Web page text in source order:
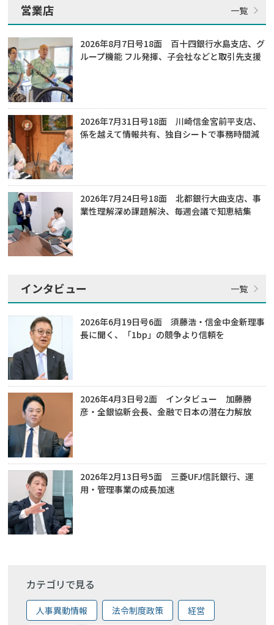
営業店
2026年8月7日号18面 百十四銀行水島支店、グ
ループ機能 フル発揮、子会社などと取引先支援
2026年7月31日号18面 川崎信金宮前平支店、
係を越えて情報共有、独自シートで事務時間減
2026年7月24日号18面 北都銀行大曲支店、事
業性理解深め課題解決、毎週会議で知恵結集
インタビュー
2026年6月19日号6面 須藤浩・信金中金新理事
長に聞く、「1bp」の競争より信頼を
2026年4月3日号2面 インタビュー 加藤勝
彦・全銀協新会長、金融で日本の潜在力解放
2026年2月13日号5面 三菱UFJ信託銀行、運
用・管理事業の成長加速
カテゴリで見る
人事異動情報 法令制度政策 経営